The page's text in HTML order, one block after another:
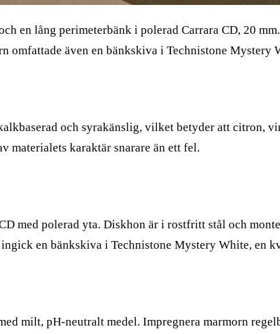
en lång perimeterbänk i polerad Carrara CD, 20
omfattade även en bänkskiva i Technistone
och syrakänslig, vilket betyder att citron,
materialets karaktär snarare än ett fel.
med polerad yta. Diskhon är i rostfritt stål och
en bänkskiva i Technistone Mystery White, en
milt, pH-neutralt medel. Impregnera marmorn